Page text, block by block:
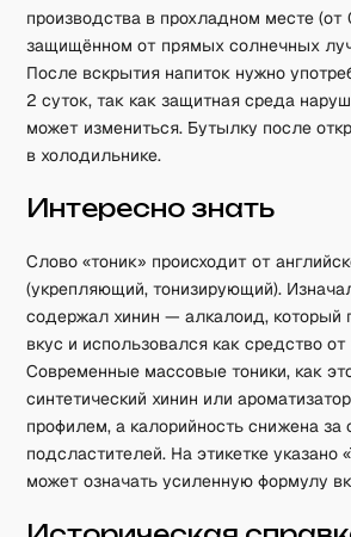
производства в прохладном месте (от
защищённом от прямых солнечных
После вскрытия напиток нужно
2 суток, так как защитная среда
может измениться. Бутылку после
в холодильнике.
Интересно знать
Слово «тоник» происходит от
(укрепляющий, тонизирующий).
содержал хинин — алкалоид, который
вкус и использовался как средство
Современные массовые тоники, как
синтетический хинин или
профилем, а калорийность снижена за
подсластителей. На этикетке указано
может означать усиленную формулу